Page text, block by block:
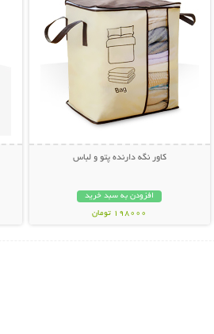
کاور نگه دارنده پتو و لباس
افزودن به سبد خرید
198000 تومان